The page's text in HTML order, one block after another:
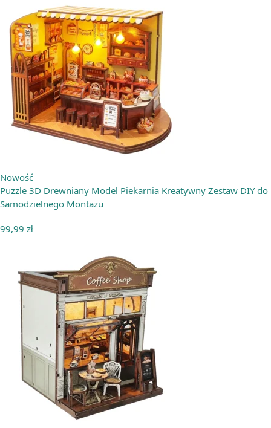
Nowość
Puzzle 3D Drewniany Model Piekarnia Kreatywny Zestaw DIY do
Samodzielnego Montażu
99,99 zł